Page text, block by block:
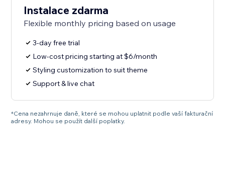
Instalace zdarma
Flexible monthly pricing based on usage
3-day free trial
Low-cost pricing starting at $6/month
Styling customization to suit theme
Support & live chat
*Cena nezahrnuje daně, které se mohou uplatnit podle vaší fakturační
adresy. Mohou se použít další poplatky.